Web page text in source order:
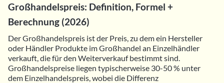
Großhandelspreis: Definition, Formel +
Berechnung (2026)
Der Großhandelspreis ist der Preis, zu dem ein Hersteller
oder Händler Produkte im Großhandel an Einzelhändler
verkauft, die für den Weiterverkauf bestimmt sind.
Großhandelspreise liegen typischerweise 30-50 % unter
dem Einzelhandelspreis, wobei die Differenz